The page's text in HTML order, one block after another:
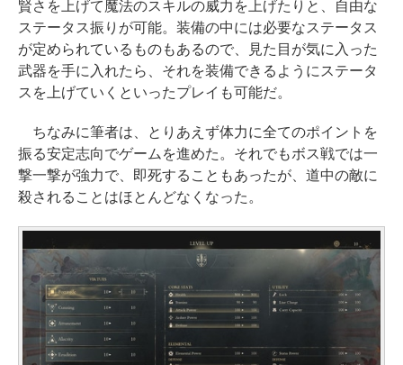
賢さを上げて魔法のスキルの威力を上げたりと、自由な
ステータス振りが可能。装備の中には必要なステータス
が定められているものもあるので、見た目が気に入った
武器を手に入れたら、それを装備できるようにステータ
スを上げていくといったプレイも可能だ。
ちなみに筆者は、とりあえず体力に全てのポイントを
振る安定志向でゲームを進めた。それでもボス戦では一
撃一撃が強力で、即死することもあったが、道中の敵に
殺されることはほとんどなくなった。